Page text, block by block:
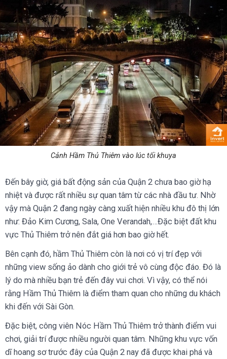
Cảnh Hầm Thủ Thiêm vào lúc tối khuya
Đến bây giờ, giá bất động sản của Quận 2 chưa bao giờ hạ
nhiệt và được rất nhiều sự quan tâm từ các nhà đầu tư. Nhờ
vậy mà Quận 2 đang ngày càng xuất hiện nhiều khu đô thị lớn
như: Đảo Kim Cương, Sala, One Verandah,…Đặc biệt đất khu
vực Thủ Thiêm trở nên đắt giá hơn bao giờ hết.
Bên cạnh đó, hầm Thủ Thiêm còn là nơi có vị trí đẹp với
những view sống ảo dành cho giới trẻ vô cùng độc đáo. Đó là
lý do mà nhiều bạn trẻ đến đây vui chơi. Vì vậy, có thể nói
rằng Hầm Thủ Thiêm là điểm tham quan cho những du khách
khi đến với Sài Gòn.
Đặc biệt, công viên Nóc Hầm Thủ Thiêm trở thành điểm vui
chơi, giải trí được nhiều người quan tâm. Những khu vực vốn
dĩ hoang sơ trước đây của Quận 2 nay đã được khai phá và